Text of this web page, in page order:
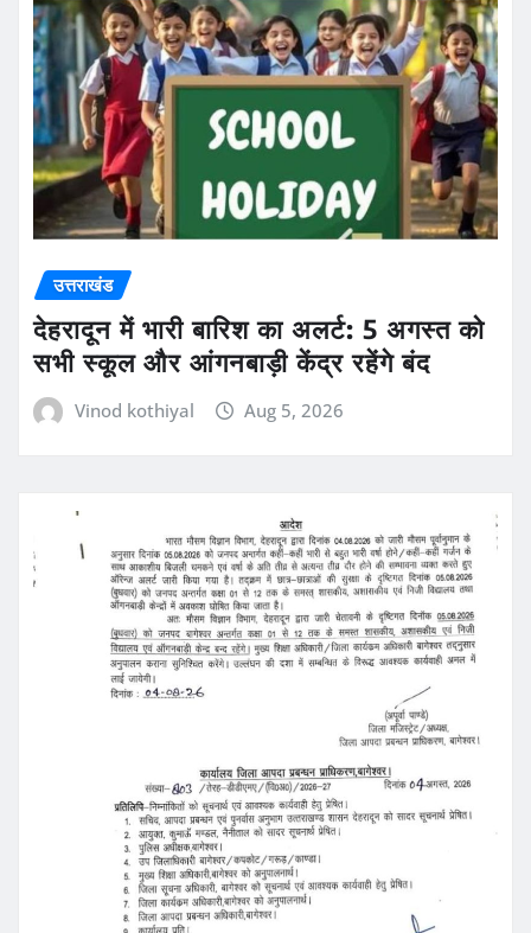
उत्तराखंड
देहरादून में भारी बारिश का अलर्ट: 5 अगस्त को
सभी स्कूल और आंगनबाड़ी केंद्र रहेंगे बंद
Vinod kothiyal Aug 5, 2026